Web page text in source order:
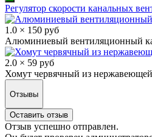
Регулятор скорости канальных
1.0 × 150 руб
Алюминиевый вентиляционный
2.0 × 59 руб
Хомут червячный из
Отзывы
Оставить отзыв
Отзыв успешно отправлен.